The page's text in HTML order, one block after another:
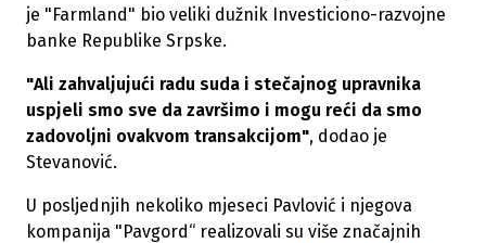
je "Farmland" bio veliki dužnik Investiciono-razvojne
banke Republike Srpske.
"Ali zahvaljujući radu suda i stečajnog upravnika
uspjeli smo sve da završimo i mogu reći da smo
zadovoljni ovakvom transakcijom", dodao je
Stevanović.
U posljednjih nekoliko mjeseci Pavlović i njegova
kompanija "Pavgord“ realizovali su više značajnih